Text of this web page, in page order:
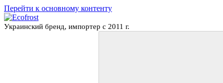
Перейти к основному контенту
Украинский бренд, импортер с 2011 г.